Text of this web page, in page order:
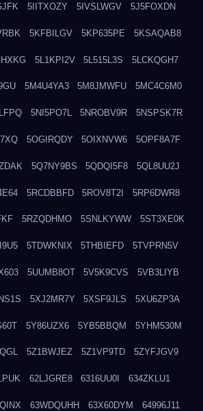
5IITXOZY 5IVSLWGV 5J5FOXDN
5KFBILGV 5KP635PE 5KSAQAB8
5L1KPI2V 5L515L3S 5LCKQGH7
5M4U4YA3 5M8JMWFU 5MC4C6M0
5NI5PO7L 5NROBV9R 5NSPSK7R
5OGIRQDY 5OIXNVW6 5OPF8A7F
5Q7NY9BS 5QDQI5F8 5QL8UU2J
5RCDBBFD 5ROV8T2I 5RP6DWR8
5RZQDHMO 5SNLKYWW 5ST3XE0K
5TDWKNIX 5THBIEFD 5TVPRN5V
5UUMB8OT 5V5K9CVS 5VB3LIYB
5XJ2MR7Y 5XSF9JLS 5XU6ZP3A
5Y86UZX6 5YB5BBQM 5YHM530M
5Z1BWJEZ 5Z1VP9TD 5ZYFJGV9
62LJGRE8 6316UU0I 634ZKLU1
63WDQUHH 63X60DYM 64996J11